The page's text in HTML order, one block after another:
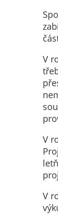
V
V
V